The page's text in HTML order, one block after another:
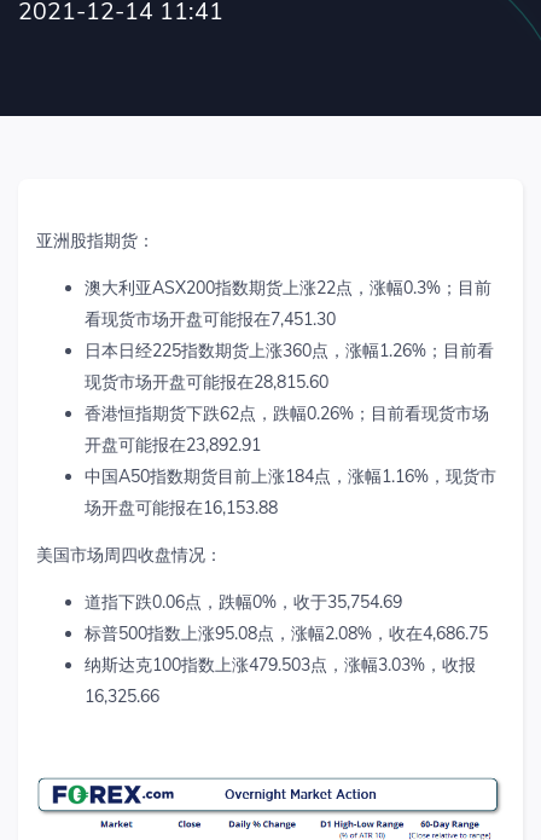
2021-12-14 11:41
亚洲股指期货：
澳大利亚ASX200指数期货上涨22点， 涨幅0.3% ；目前
看现货市场开盘可能报在7,451.30
日本日经225指数期货上涨360点，涨幅1.26% ；目前看
现货市场开盘可能报在28,815.60
香港恒指期货下跌62点，跌幅0.26% ；目前看现货市场
开盘可能报在23,892.91
中国A50指数期货目前 上涨184点， 涨幅1.16% ， 现货市
场开盘可能报在16,153.88
美国市场周四收盘情况：
道指下跌0.06点，跌幅0% ，收于35,754.69
标普500指数上涨95.08点，涨幅2.08% ，收在4,686.75
纳斯达克100指数上涨479.503点，涨幅3.03% ，收报
16,325.66